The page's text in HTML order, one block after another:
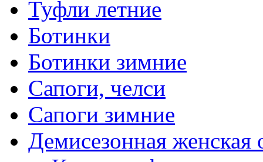
Туфли летние
Ботинки
Ботинки зимние
Сапоги, челси
Сапоги зимние
Демисезонная женская